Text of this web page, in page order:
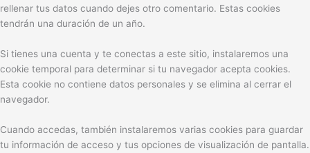
rellenar tus datos cuando dejes otro comentario. Estas cookies
tendrán una duración de un año.
Si tienes una cuenta y te conectas a este sitio, instalaremos una
cookie temporal para determinar si tu navegador acepta cookies.
Esta cookie no contiene datos personales y se elimina al cerrar el
navegador.
Cuando accedas, también instalaremos varias cookies para guardar
tu información de acceso y tus opciones de visualización de pantalla.